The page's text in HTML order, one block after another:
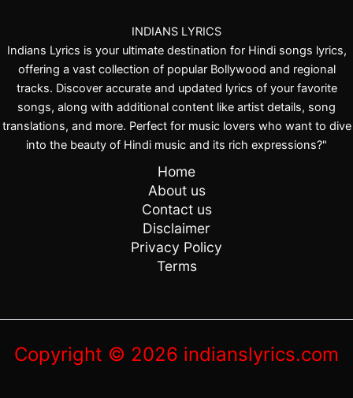
INDIANS LYRICS
Indians Lyrics is your ultimate destination for Hindi songs lyrics,
offering a vast collection of popular Bollywood and regional
tracks. Discover accurate and updated lyrics of your favorite
songs, along with additional content like artist details, song
translations, and more. Perfect for music lovers who want to dive
into the beauty of Hindi music and its rich expressions?"
Home
About us
Contact us
Disclaimer
Privacy Policy
Terms
Copyright © 2026 indianslyrics.com